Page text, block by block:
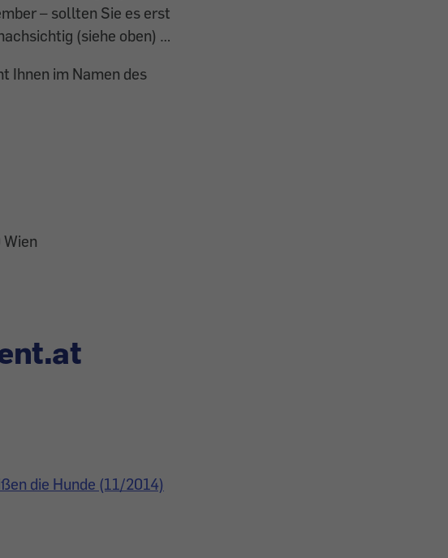
– sollten Sie es erst
(siehe oben) …
Ihnen im Namen des
die Hunde (11/2014)